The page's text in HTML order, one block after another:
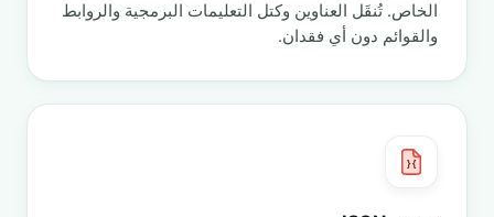
الخاص. تُنقَل العناوين وكتل التعليمات البرمجية والروابط
والقوائم دون أي فقدان.
{ }